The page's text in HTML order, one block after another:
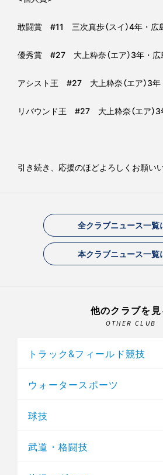
敢闘賞 #11 三次真歩（スイ）4年・広
優秀賞 #27 大上粋奈（エア）3年・広
アシスト王 #27 大上粋奈（エア）3年
リバウンド王 #27 大上粋奈（エア）3
引き続き、応援のほどよろしくお願い
全クラブニュース一覧
本クラブニュース一覧
他のクラブを見
OTHER CLUB
トラック&フィールド競技
ウォータースポーツ
球技
武道・格闘技